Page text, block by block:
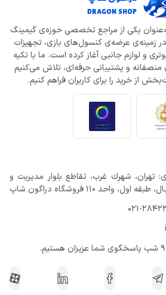
از سال 1396 به‌عنوان یکی از مراجع تخصصی حوزه‌ی گیمینگ
در زمینه‌ی عرضه‌ی کنسول‌های بازی، تجهیزات
و لوازم جانبی آغاز کرده است. ما با تکیه
منصفانه و پشتیبانی حرفه‌ای، تلاش می‌کنیم
از خرید را برای کاربران فراهم کنیم.
شهرك غرب، تقاطع بلوار مدیریت و
واحد 110 فروشگاه دراگون شاپ
021-